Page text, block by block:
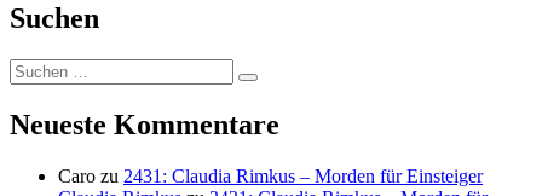
Suchen
Suchen
nach:
Suchen
Neueste Kommentare
Caro zu 2431: Claudia Rimkus – Morden für Einsteiger